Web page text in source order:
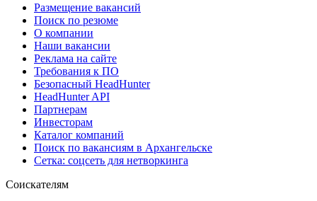
Размещение вакансий
Поиск по резюме
О компании
Наши вакансии
Реклама на сайте
Требования к ПО
Безопасный HeadHunter
HeadHunter API
Партнерам
Инвесторам
Каталог компаний
Поиск по вакансиям в Архангельске
Сетка: соцсеть для нетворкинга
Соискателям